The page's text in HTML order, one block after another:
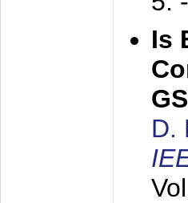
Is
D.